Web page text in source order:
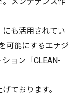
も活用されてい
可能にするエナジ
ョン「CLEAN-
ております。